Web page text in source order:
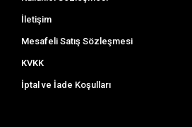
İletişim
Mesafeli Satış Sözleşmesi
KVKK
İptal ve İade Koşulları